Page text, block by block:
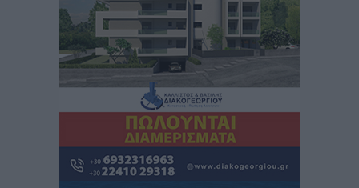
Ποιες κατηγορίες καταστημάτων συγκεντρώνουν τη
μεγαλύτερη κίνηση
Αστυπάλαια: Το φως που μένει αναμμένο στο κάστρο
πριν 2 ώρες